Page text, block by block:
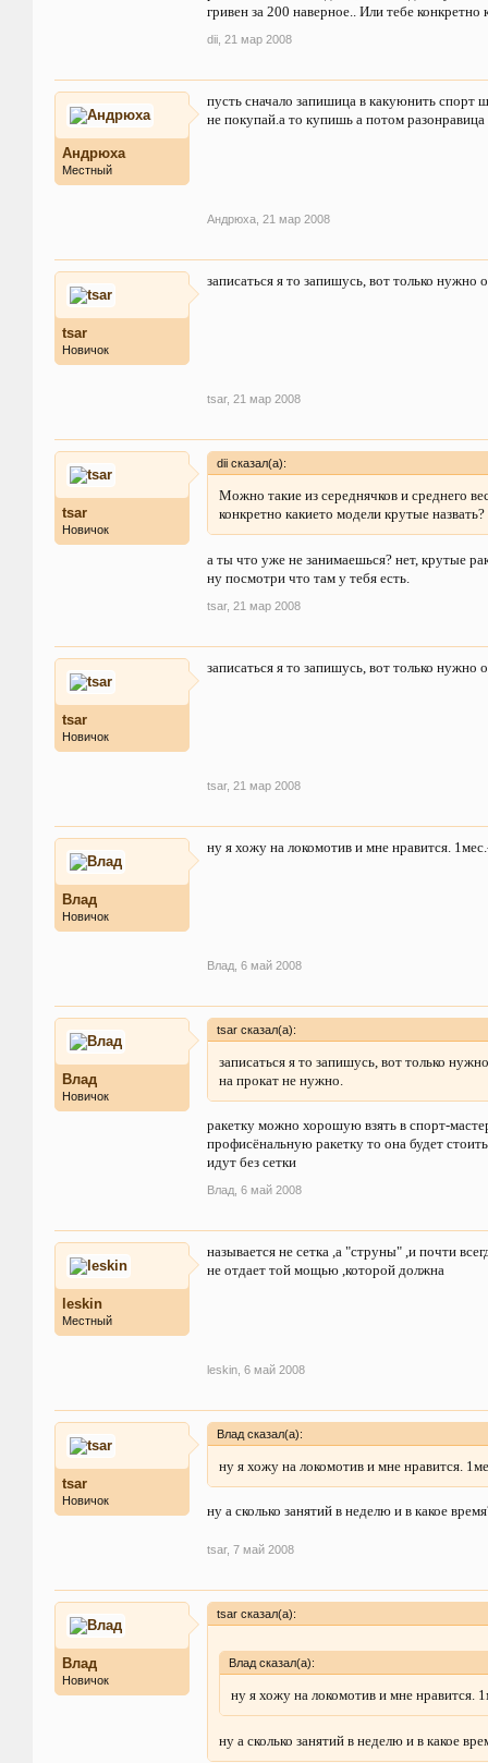
гривен за 200 наверное.. Или тебе
dii 21 мар 2008
Андрюха
Местный
пусть сначало запишица в какуюнить спорт
не покупай.а то купишь а потом
Андрюха 21 мар 2008
tsar
Новичок
записаться я то запишусь, вот только
tsar, 21 мар 2008
tsar
Новичок
dii сказал(а):
Можно такие из середнячков и среднего
конкретно какието модели крутые
а ты что уже не занимаешься? нет, крутые
ну посмотри что там у тебя есть.
tsar, 21 мар 2008
tsar
Новичок
записаться я то запишусь, вот только
tsar, 21 мар 2008
Влад
Новичок
ну я хожу на локомотив и мне нравится.
Влад 6 май 2008
Влад
Новичок
tsar сказал(а):
записаться я то запишусь, вот только
на прокат не нужно.
ракетку можно хорошую взять в спорт-
профисёнальную ракетку то она будет
идут без сетки
Влад 6 май 2008
leskin
Местный
называется не сетка ,а "струны" ,и почти
не отдает той мощью ,которой должна
leskin 6 май 2008
tsar
Новичок
Влад сказал(а):
ну я хожу на локомотив и мне нравится.
ну а сколько занятий в неделю и в какое
tsar, 7 май 2008
Влад
Новичок
tsar сказал(а):
Влад сказал(а):
ну я хожу на локомотив и мне нравится.
ну а сколько занятий в неделю и в какое